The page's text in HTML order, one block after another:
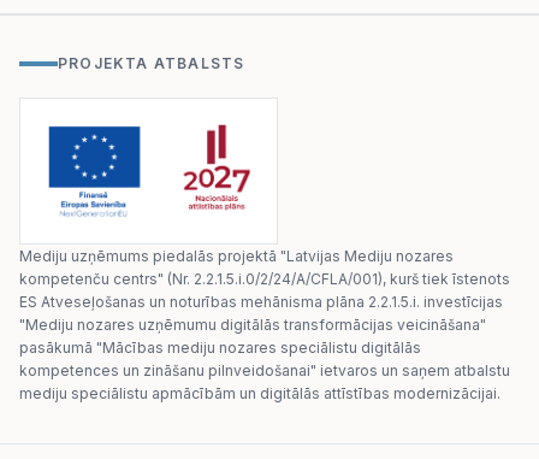
PROJEKTA ATBALSTS
Mediju uzņēmums piedalās projektā "Latvijas Mediju nozares
kompetenču centrs" (Nr. 2.2.1.5.i.0/2/24/A/CFLA/001), kurš tiek īstenots
ES Atveseļošanas un noturības mehānisma plāna 2.2.1.5.i. investīcijas
"Mediju nozares uzņēmumu digitālās transformācijas veicināšana"
pasākumā "Mācības mediju nozares speciālistu digitālās
kompetences un zināšanu pilnveidošanai" ietvaros un saņem atbalstu
mediju speciālistu apmācībām un digitālās attīstības modernizācijai.